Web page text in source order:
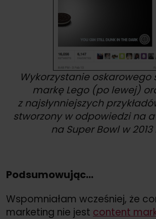
Wykorzystanie oskarowego
markę Lego (po lewej)
z najsłynniejszych
stworzony w odpowiedzi na
na Super Bowl w 2013
Podsumowując...
Wspomniałam wcześniej, że
marketing nie jest content